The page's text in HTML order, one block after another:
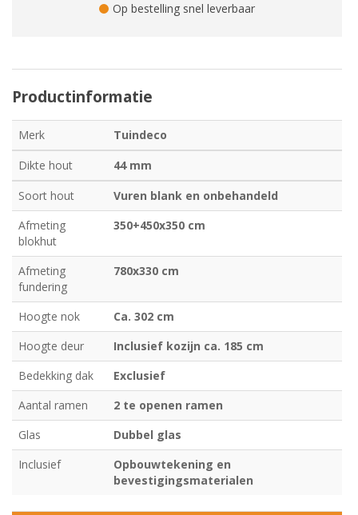
Op bestelling snel leverbaar
Productinformatie
Merk
Tuindeco
Dikte hout
44 mm
Soort hout
Vuren blank en onbehandeld
Afmeting
blokhut
350+450x350 cm
Afmeting
fundering
780x330 cm
Hoogte nok
Ca. 302 cm
Hoogte deur
Inclusief kozijn ca. 185 cm
Bedekking dak
Exclusief
Aantal ramen
2 te openen ramen
Glas
Dubbel glas
Inclusief
Opbouwtekening en
bevestigingsmaterialen